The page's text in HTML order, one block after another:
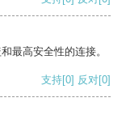
最高安全性的连接。
支持[0] 反对[0]